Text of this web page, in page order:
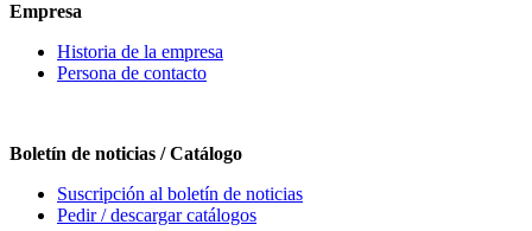
Empresa
Historia de la empresa
Persona de contacto
Boletín de noticias / Catálogo
Suscripción al boletín de noticias
Pedir / descargar catálogos